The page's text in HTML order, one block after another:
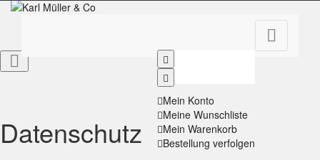

Mein Konto
Meine Wunschliste
Mein Warenkorb
Bestellung verfolgen

Datenschutz